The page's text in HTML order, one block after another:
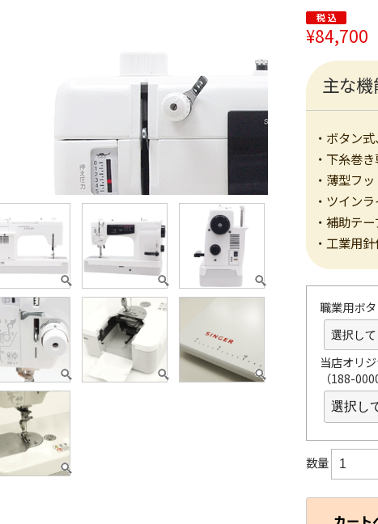
¥84,700
主な機
・ボタン
・下糸巻
・薄型フ
・ツイン
・補助テ
・工業用
職業用ボ
当店オリ
（188-
数量